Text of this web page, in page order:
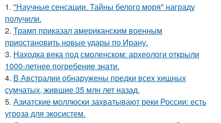
1. "Научные сенсации. Тайны белого моря" награду
получили.
2. Трамп приказал американским военным
приостановить новые удары по Ирану.
3. Находка века под смоленском: археологи открыли
1000-летнее погребение знати.
4. В Австралии обнаружены предки всех хищных
сумчатых, жившие 35 млн лет назад.
5. Азиатские моллюски захватывают реки России: есть
угроза для экосистем.